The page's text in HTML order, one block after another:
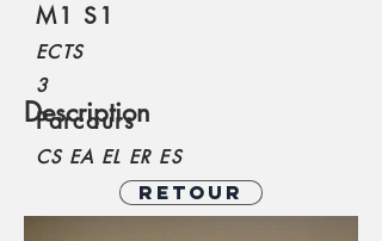
M1 S1
ECTS
3
Parcours
CS EA EL ER ES
Retour
Description